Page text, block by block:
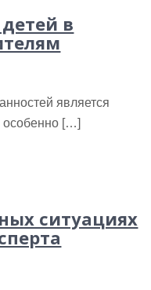
в
является
особенно […]
ситуациях